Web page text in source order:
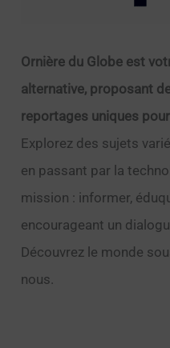
Ornière du Globe est
alternative, proposant
reportages uniques
Explorez des sujets
en passant par la
mission : informer,
encourageant un
Découvrez le monde
nous.